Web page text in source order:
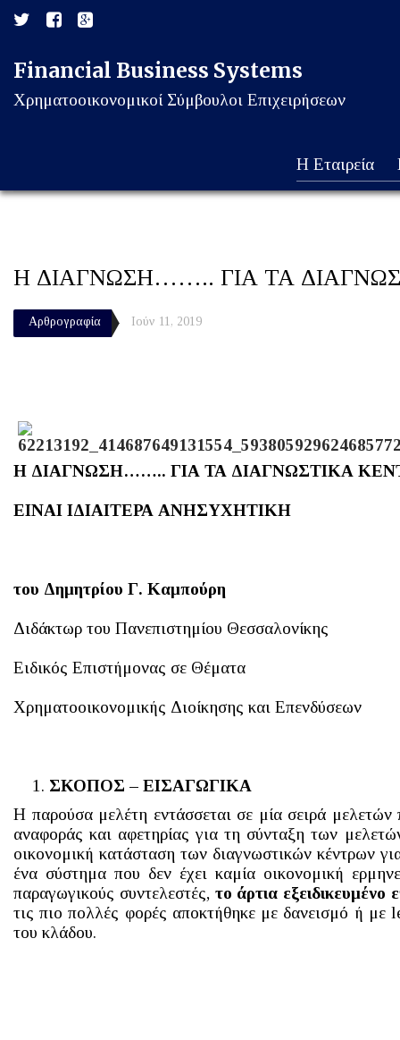
Financial Business Systems
Χρηματοοικονομικοί Σύμβουλοι Επιχειρήσεων
Η Εταιρεία
Η ΔΙΑΓΝΩΣΗ…….. ΓΙΑ ΤΑ
Αρθρογραφία Ιούν 11, 2019
Η ΔΙΑΓΝΩΣΗ…….. ΓΙΑ ΤΑ ΔΙΑΓΝΩΣΤΙΚΑ
ΕΙΝΑΙ ΙΔΙΑΙΤΕΡΑ ΑΝΗΣΥΧΗΤΙΚΗ
του Δημητρίου Γ. Καμπούρη
Διδάκτωρ του Πανεπιστημίου Θεσσαλονίκης
Ειδικός Επιστήμονας σε Θέματα
Χρηματοοικονομικής Διοίκησης και Επενδύσεων
ΣΚΟΠΟΣ – ΕΙΣΑΓΩΓΙΚΑ
Η παρούσα μελέτη εντάσσεται σε μία σειρά
αναφοράς και αφετηρίας για τη σύνταξη των
οικονομική κατάσταση των διαγνωστικών κέντρων
ένα σύστημα που δεν έχει καμία οικονομική
παραγωγικούς συντελεστές, το άρτια εξειδικευμένο
τις πιο πολλές φορές αποκτήθηκε με δανεισμό ή με
του κλάδου.